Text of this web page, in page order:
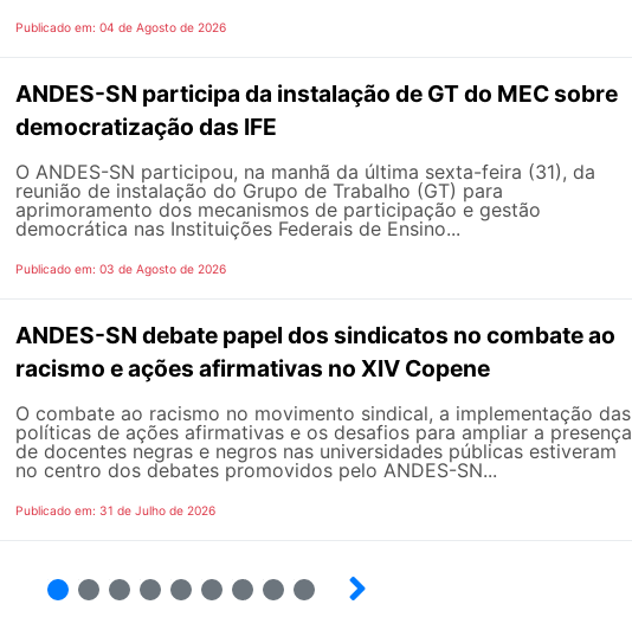
Publicado em: 04 de Agosto de 2026
ANDES-SN participa da instalação de GT do MEC sobre
democratização das IFE
O ANDES-SN participou, na manhã da última sexta-feira (31), da
reunião de instalação do Grupo de Trabalho (GT) para
aprimoramento dos mecanismos de participação e gestão
democrática nas Instituições Federais de Ensino...
Publicado em: 03 de Agosto de 2026
ANDES-SN debate papel dos sindicatos no combate ao
racismo e ações afirmativas no XIV Copene
O combate ao racismo no movimento sindical, a implementação das
políticas de ações afirmativas e os desafios para ampliar a presença
de docentes negras e negros nas universidades públicas estiveram
no centro dos debates promovidos pelo ANDES-SN...
Publicado em: 31 de Julho de 2026